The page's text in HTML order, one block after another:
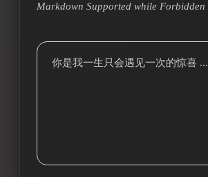
Markdown Supported while Forbidden
你是我一生只会遇见一次的惊喜 ...